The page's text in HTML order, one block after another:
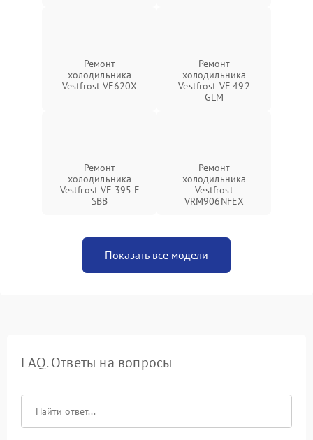
Ремонт
холодильника
Vestfrost VF620X
Ремонт
холодильника
Vestfrost VF 492
GLM
Ремонт
холодильника
Vestfrost VF 395 F
SBB
Ремонт
холодильника
Vestfrost
VRM906NFEX
Показать все модели
FAQ. Ответы на вопросы